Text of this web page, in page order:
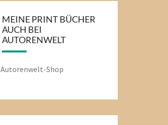
MEINE PRINT BÜCHER
AUCH BEI
AUTORENWELT
Autorenwelt-Shop